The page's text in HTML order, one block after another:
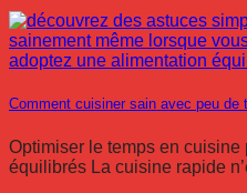
Comment cuisiner sain avec peu de
Optimiser le temps en
équilibrés La cuisine rapide